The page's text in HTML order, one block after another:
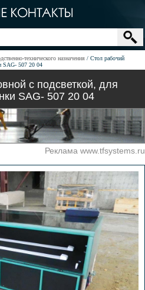
технического назначения
Стол рабочий
SAG- 507 20 04
с подсветкой, для
SAG- 507 20 04
Реклама www.tfsystems.ru